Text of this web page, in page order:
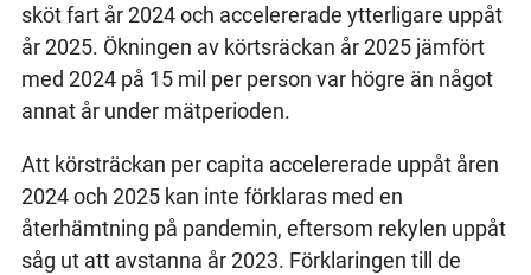
sköt fart år 2024 och accelererade ytterligare uppåt
år 2025. Ökningen av körtsräckan år 2025 jämfört
med 2024 på 15 mil per person var högre än något
annat år under mätperioden.
Att körsträckan per capita accelererade uppåt åren
2024 och 2025 kan inte förklaras med en
återhämtning på pandemin, eftersom rekylen uppåt
såg ut att avstanna år 2023. Förklaringen till de